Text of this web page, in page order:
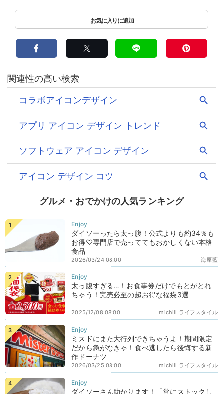
グルメ・おでかけの人気ランキング
ダイソーったら太っ腹！公式よりも約34％も
お得♡専門店で売っててもおかしくない本格
食品
海原藍
2026/03/24 08:00
太っ腹すぎる…！お食事券だけでもとがとれ
ちゃう！完売必至の超お得な福袋3選
michill ライフスタイル
2025/12/08 08:00
ミスドにまた大行列できちゃうよ！期間限定
だから急がなきゃ！食べ逃したら後悔する新
作ドーナツ
michill ライフスタイル
2026/03/25 08:00
ダイソーさん助かります！「常にストックし